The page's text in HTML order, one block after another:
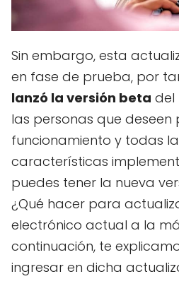
Sin embargo, esta
en fase de prueba, por
lanzó la versión beta del
las personas que deseen
funcionamiento y todas
características
puedes tener la nueva
¿Qué hacer para
electrónico actual a la
continuación, te
ingresar en dicha